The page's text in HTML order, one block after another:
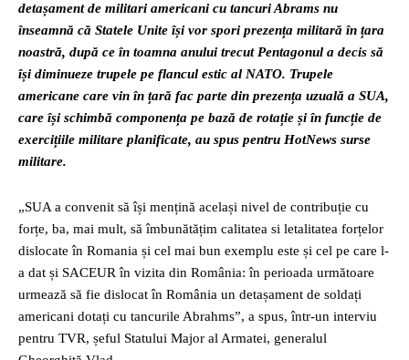
detașament de militari americani cu tancuri Abrams nu
înseamnă că Statele Unite își vor spori prezența militară în țara
noastră, după ce în toamna anului trecut Pentagonul a decis să
își diminueze trupele pe flancul estic al NATO. Trupele
americane care vin în țară fac parte din prezența uzuală a SUA,
care își schimbă componența pe bază de rotație și în funcție de
exercițiile militare planificate, au spus pentru HotNews surse
militare.
„SUA a convenit să își mențină același nivel de contribuție cu
forțe, ba, mai mult, să îmbunătățim calitatea si letalitatea forțelor
dislocate în Romania și cel mai bun exemplu este și cel pe care l-
a dat și SACEUR în vizita din România: în perioada următoare
urmează să fie dislocat în România un detașament de soldați
americani dotați cu tancurile Abrahms”, a spus, într-un interviu
pentru TVR, șeful Statului Major al Armatei, generalul